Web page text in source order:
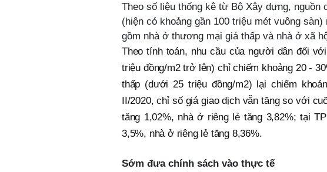
Theo số liệu thống kê từ Bộ Xây dựng,
(hiện có khoảng gần 100 triệu mét vuông
gồm nhà ở thương mại giá thấp và nhà ở xã
Theo tính toán, nhu cầu của người dân đối
triệu đồng/m2 trở lên) chỉ chiếm khoảng 20 -
thấp (dưới 25 triệu đồng/m2) lại chiếm
II/2020, chỉ số giá giao dịch vẫn tăng so với
tăng 1,02%, nhà ở riêng lẻ tăng 3,82%; tại
3,5%, nhà ở riêng lẻ tăng 8,36%.
Sớm đưa chính sách vào thực tế